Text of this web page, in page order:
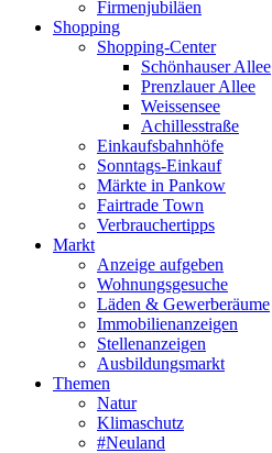
Firmenjubiläen
Shopping
Shopping-Center
Schönhauser Allee
Prenzlauer Allee
Weissensee
Achillesstraße
Einkaufsbahnhöfe
Sonntags-Einkauf
Märkte in Pankow
Fairtrade Town
Verbrauchertipps
Markt
Anzeige aufgeben
Wohnungsgesuche
Läden & Gewerberäume
Immobilienanzeigen
Stellenanzeigen
Ausbildungsmarkt
Themen
Natur
Klimaschutz
#Neuland